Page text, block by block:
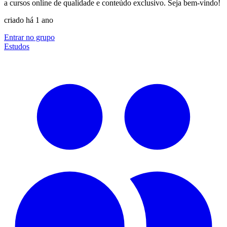
a cursos online de qualidade e conteúdo exclusivo. Seja bem-vindo!
criado há 1 ano
Entrar no grupo
Estudos